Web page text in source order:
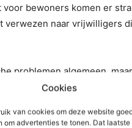
Cookies
van cookies om deze website
om advertenties te tonen. Dat
bewoners komen er
verwezen naar vrijwilligers
problemen algemeen,
bij het terugkeren naar
gedetineerden geplaatst.
ongewenst risico. Op de